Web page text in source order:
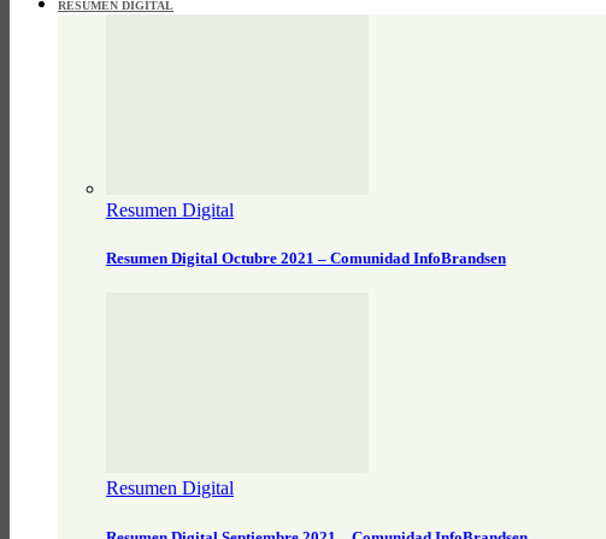
RESUMEN DIGITAL
Resumen Digital
Resumen Digital Octubre 2021 – Comunidad InfoBrandsen
Resumen Digital